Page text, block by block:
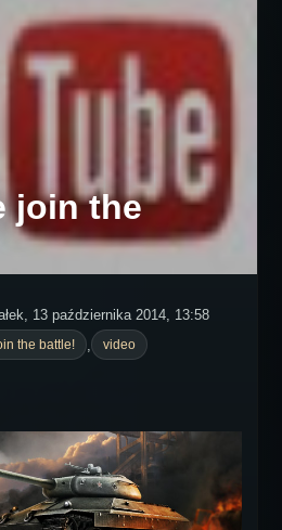
join the
13 października 2014, 13:58
the battle! video